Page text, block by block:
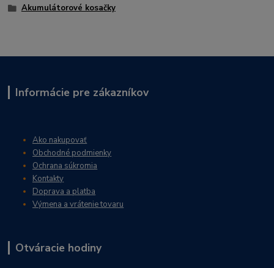
Akumulátorové kosačky
Informácie pre zákazníkov
Ako nakupovať
Obchodné podmienky
Ochrana súkromia
Kontakty
Doprava a platba
Výmena a vrátenie tovaru
Otváracie hodiny